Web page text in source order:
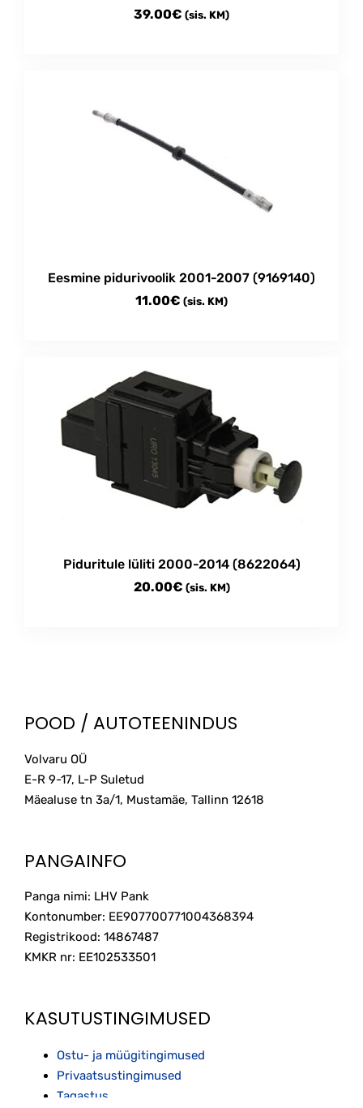
39.00€ (sis. KM)
Eesmine pidurivoolik 2001-2007 (9169140)
11.00€ (sis. KM)
Piduritule lüliti 2000-2014 (8622064)
20.00€ (sis. KM)
POOD / AUTOTEENINDUS
Volvaru OÜ
E-R 9-17, L-P Suletud
Mäealuse tn 3a/1, Mustamäe, Tallinn 12618
PANGAINFO
Panga nimi: LHV Pank
Kontonumber: EE907700771004368394
Registrikood: 14867487
KMKR nr: EE102533501
KASUTUSTINGIMUSED
Ostu- ja müügitingimused
Privaatsustingimused
Tagastus